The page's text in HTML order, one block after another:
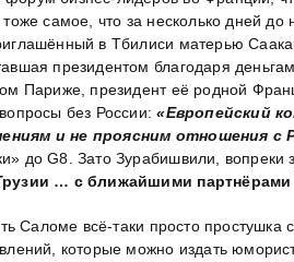
тоже самое, что за несколько дней
в Тбилиси матерью
президентом благодаря
Париже, президент её родной
без России:«Европейский
и не проясним отношения с
до G8. Зато Зурабишвили, вопреки
… с ближайшими
Саломе всё-таки просто простушка
которые можно издать